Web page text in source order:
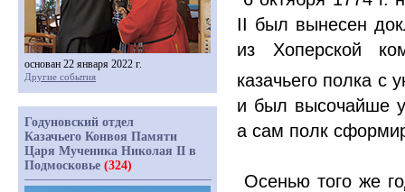
II был вынесен
из Хоперской
казачьего полка
и был высочайше
а сам полк
Осенью того же
основан 22 января 2022 г.
Другие события
Годуновский отдел
Казачьего Конвоя Памяти
Царя Мученика Николая II в
Подмосковье (324)